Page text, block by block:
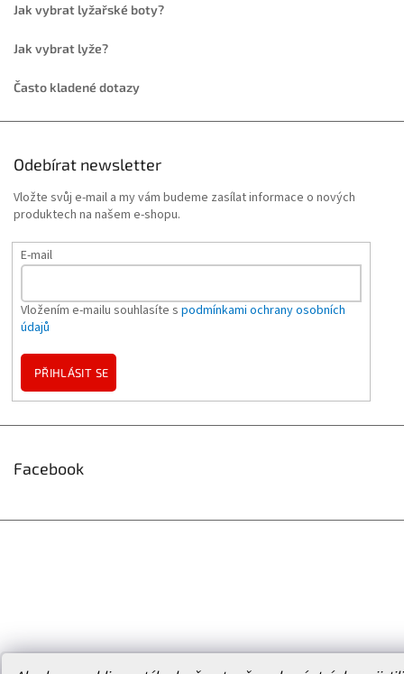
Jak vybrat lyžařské boty?
Jak vybrat lyže?
Často kladené dotazy
Odebírat newsletter
Vložte svůj e-mail a my vám budeme zasílat informace o nových
produktech na našem e-shopu.
E-mail
Vložením e-mailu souhlasíte s podmínkami ochrany osobních
údajů
PŘIHLÁSIT SE
Facebook